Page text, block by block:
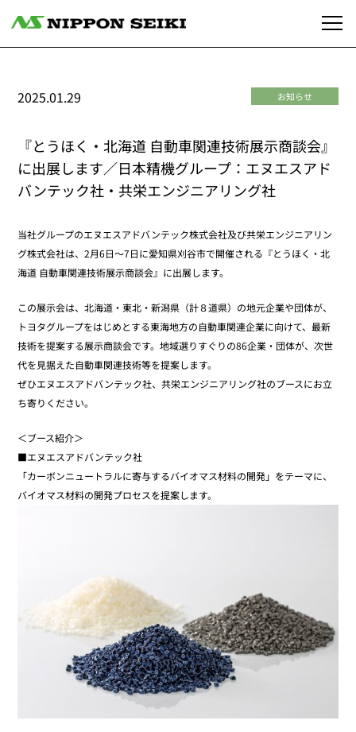
お知らせ
2025.01.29
『とうほく・北海道 自動車関連技術展示商談会』
に出展します／日本精機グループ：エヌエスアド
バンテック社・共栄エンジニアリング社
当社グループのエヌエスアドバンテック株式会社及び共栄エンジニアリン
グ株式会社は、2月6日～7日に愛知県刈谷市で開催される『とうほく・北
海道 自動車関連技術展示商談会』に出展します。
この展示会は、北海道・東北・新潟県（計８道県）の地元企業や団体が、
トヨタグループをはじめとする東海地方の自動車関連企業に向けて、最新
技術を提案する展示商談会です。地域選りすぐりの86企業・団体が、次世
代を見据えた自動車関連技術等を提案します。
ぜひエヌエスアドバンテック社、共栄エンジニアリング社のブースにお立
ち寄りください。
＜ブース紹介＞
■エヌエスアドバンテック社
「カーボンニュートラルに寄与するバイオマス材料の開発」をテーマに、
バイオマス材料の開発プロセスを提案します。